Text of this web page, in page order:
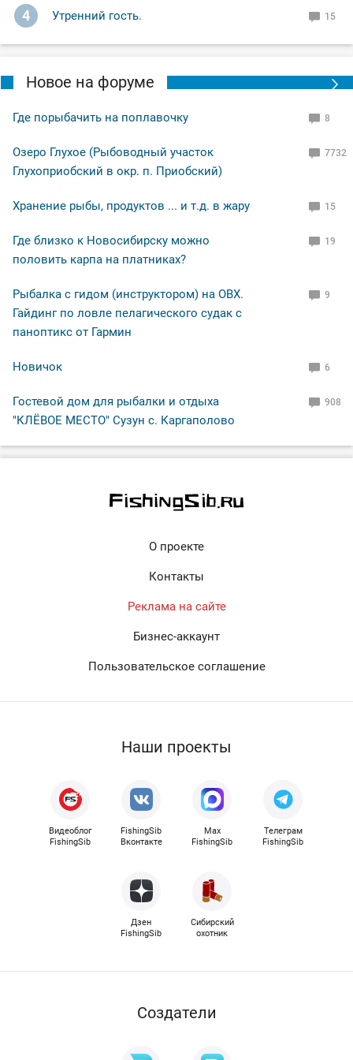
Ну а вам Друзья желаю НХНЧ и чтобы от рыболовного
С уважением Шнивовод!🤝
4 Утренний гость. 15
Новое на форуме
Где порыбачить на поплавочку 8
Озеро Глухое (Рыбоводный участок
Глухоприобский в окр. п. Приобский)
7732
Хранение рыбы, продуктов ... и т.д. в жару 15
Где близко к Новосибирску можно
половить карпа на платниках?
19
Рыбалка с гидом (инструктором) на ОВХ.
Гайдинг по ловле пелагического судак с
паноптикс от Гармин
9
Новичок 6
Гостевой дом для рыбалки и отдыха
"КЛЁВОЕ МЕСТО" Сузун с. Каргаполово
908
О проекте
Контакты
Реклама на сайте
Бизнес-аккаунт
Пользовательское соглашение
Наши проекты
Видеоблог
FishingSib
FishingSib
Вконтакте
Max
FishingSib
Телеграм
FishingSib
Дзен
FishingSib
Сибирский
охотник
Cоздатели